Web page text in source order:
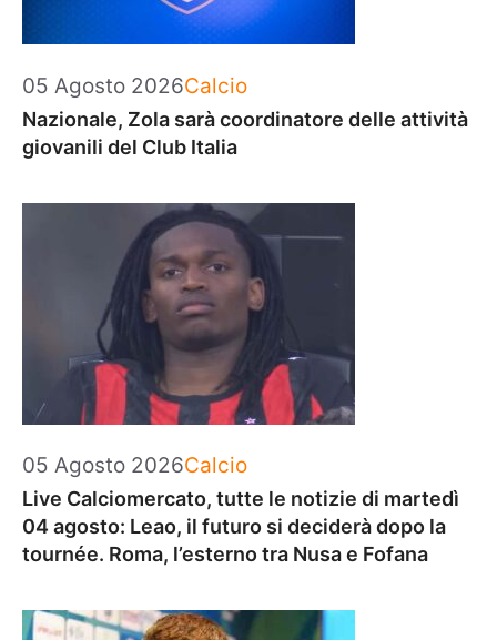
05 Agosto 2026Categorie
Calcio
Nazionale, Zola sarà coordinatore delle attività
giovanili del Club Italia
05 Agosto 2026Categorie
Calcio
Live Calciomercato, tutte le notizie di martedì
04 agosto: Leao, il futuro si deciderà dopo la
tournée. Roma, l’esterno tra Nusa e Fofana